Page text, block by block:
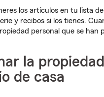
los artículos en tu lista
y recibos si los tienes.
personal que se han
la
de casa